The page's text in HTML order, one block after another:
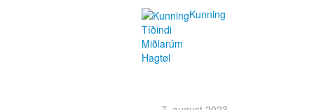
Kunning
Tíðindi
Miðlarúm
Hagtøl